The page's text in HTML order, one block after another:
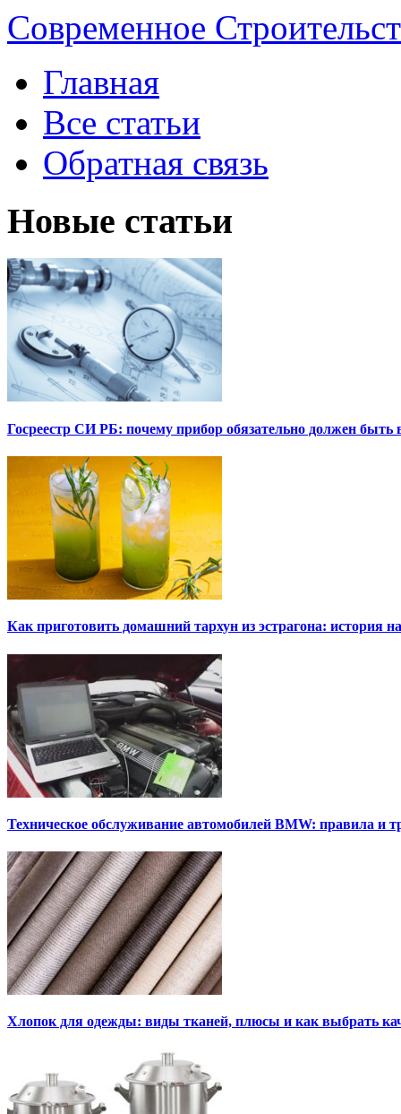
Современное
Главная
Все статьи
Обратная связь
Новые статьи
Госреестр СИ РБ: почему прибор обязательно должен быть
Как приготовить домашний тархун из эстрагона: история
Техническое обслуживание автомобилей BMW: правила и
Хлопок для одежды: виды тканей, плюсы и как выбрать